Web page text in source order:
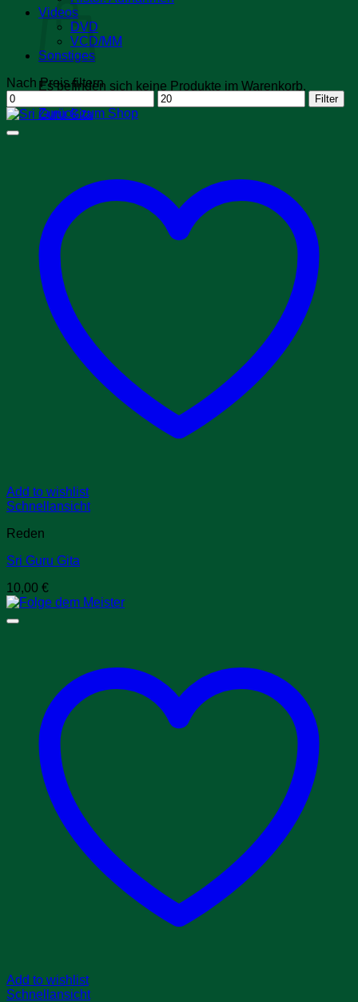
Es befinden sich keine Produkte im Warenkorb.
Zurück zum Shop
Videos
DVD
VCD/MM
Sonstiges
Nach Preis filtern
Min.
Preis
Max.
Preis
Filter
Add to wishlist
Schnellansicht
Reden
Sri Guru Gita
10,00 €
Add to wishlist
Schnellansicht